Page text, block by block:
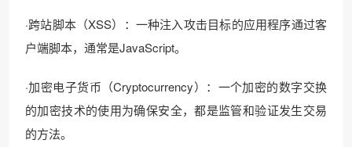
·跨站脚本（XSS）：一种注入攻击目标的应用程序通过客
户端脚本，通常是JavaScript。
·加密电子货币（Cryptocurrency）：一个加密的数字交换
的加密技术的使用为确保安全，都是监管和验证发生交易
的方法。